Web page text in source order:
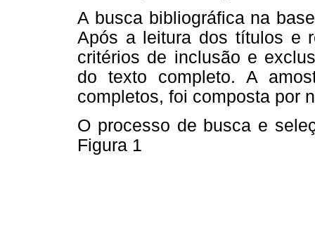
A busca bibliográfica na
Após a leitura dos títulos e
critérios de inclusão e
do texto completo. A
completos, foi composta por
O processo de busca e
Figura 1